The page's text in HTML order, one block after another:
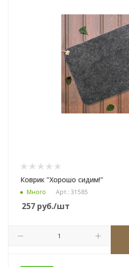
Коврик "Хорошо сидим!"
Много Арт.: 31585
257 руб./шт